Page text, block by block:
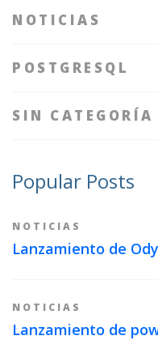
NOTICIAS
POSTGRESQL
SIN CATEGORÍA
Popular Posts
NOTICIAS
Lanzamiento de
NOTICIAS
Lanzamiento de